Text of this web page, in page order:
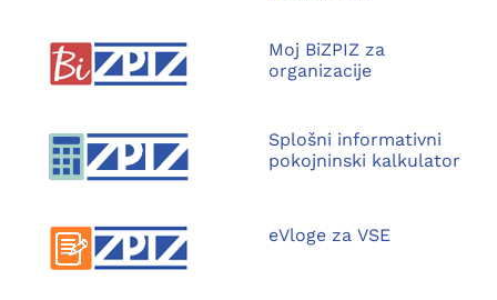
Moj BiZPIZ za
organizacije
Splošni informativni
pokojninski kalkulator
eVloge za VSE